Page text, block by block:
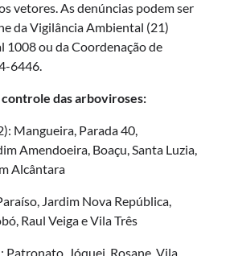
vetores. As denúncias podem ser
da Vigilância Ambiental (21)
1008 ou da Coordenação de
6446.
das arboviroses:
Mangueira, Parada 40,
Amendoeira, Boaçu, Santa Luzia,
Alcântara
Jardim Nova República,
Raul Veiga e Vila Três
Jóquei, Rosane, Vila